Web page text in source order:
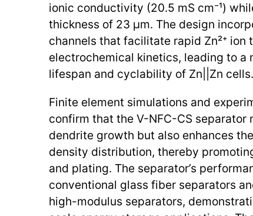
ionic conductivity (20.5 mS cm⁻¹)
thickness of 23 μm. The design
channels that facilitate rapid Zn²⁺
electrochemical kinetics, leading to a
lifespan and cyclability of Zn||Zn cells.
Finite element simulations and
confirm that the V-NFC-CS separator
dendrite growth but also enhances
density distribution, thereby
and plating. The separator’s
conventional glass fiber separators
high-modulus separators,